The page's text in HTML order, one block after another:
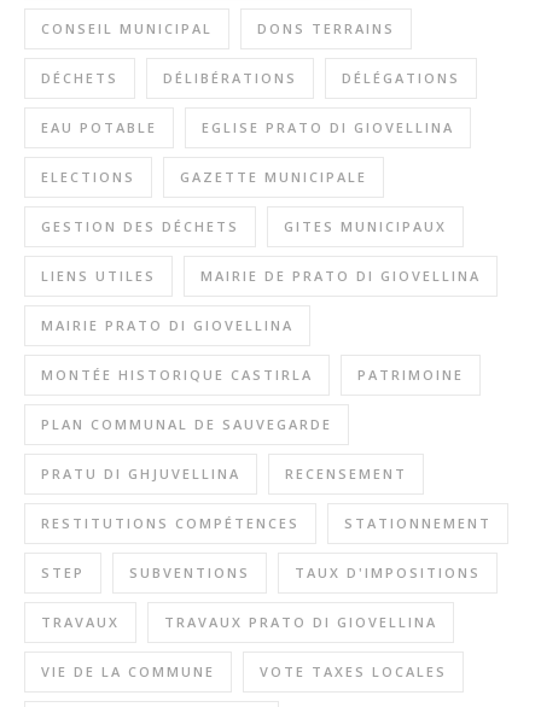
CONSEIL MUNICIPAL DONS TERRAINS
DÉCHETS DÉLIBÉRATIONS DÉLÉGATIONS
EAU POTABLE EGLISE PRATO DI GIOVELLINA
ELECTIONS GAZETTE MUNICIPALE
GESTION DES DÉCHETS GITES MUNICIPAUX
LIENS UTILES MAIRIE DE PRATO DI GIOVELLINA
MAIRIE PRATO DI GIOVELLINA
MONTÉE HISTORIQUE CASTIRLA PATRIMOINE
PLAN COMMUNAL DE SAUVEGARDE
PRATU DI GHJUVELLINA RECENSEMENT
RESTITUTIONS COMPÉTENCES STATIONNEMENT
STEP SUBVENTIONS TAUX D'IMPOSITIONS
TRAVAUX TRAVAUX PRATO DI GIOVELLINA
VIE DE LA COMMUNE VOTE TAXES LOCALES